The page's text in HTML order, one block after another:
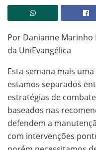
Por Danianne
da UniEvangélica
Esta semana mais
estamos separados
estratégias de
baseados nas
defendem a
com intervenções